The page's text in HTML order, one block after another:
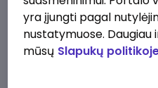
prieš 1 d.
Talent Development
term - 1.5 years)
yra įjungti pagal
nustatymuose.
mūsų Slapukų